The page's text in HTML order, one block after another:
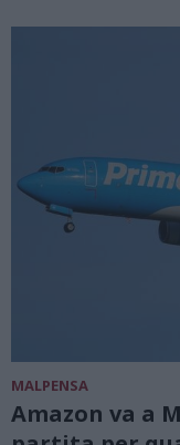
MALPENSA
Amazon va a